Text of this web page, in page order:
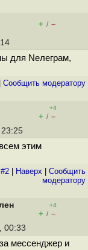
+ / –
для Nелеграм,
Cообщить модератору
+4
+ / –
этим
Наверх
Cообщить
модератору
+4
+ / –
00:33
мессенджер и